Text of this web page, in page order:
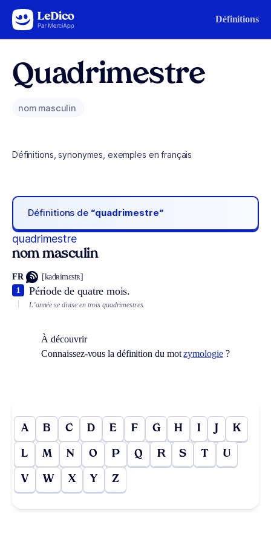
Aller au contenu Définitions
Quadrimestre
nom masculin
Définitions, synonymes, exemples en français
Définitions de “quadrimestre“
quadrimestre
nom masculin
FR [kadʀimɛstʀ]
Période de quatre mois.
1
L’année se divise en trois quadrimestres.
À découvrir
Connaissez-vous la définition du motzymologie?
A B C D E F G H I J K
L M N O P Q R S T U
V W X Y Z